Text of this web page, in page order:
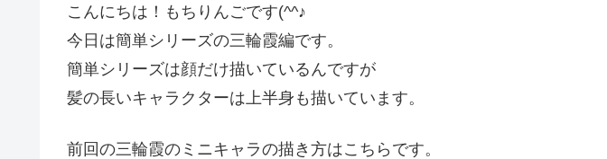
こんにちは！もちりんごです(^^♪
今日は簡単シリーズの三輪霞編です。
簡単シリーズは顔だけ描いているんですが
髪の長いキャラクターは上半身も描いています。
前回の三輪霞のミニキャラの描き方はこちらです。